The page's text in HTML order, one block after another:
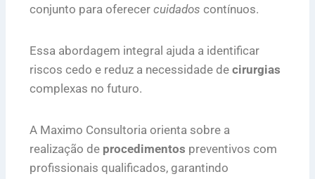
conjunto para oferecer cuidados contínuos.
Essa abordagem integral ajuda a identificar
riscos cedo e reduz a necessidade de cirurgias
complexas no futuro.
A Maximo Consultoria orienta sobre a
realização de procedimentos preventivos com
profissionais qualificados, garantindo